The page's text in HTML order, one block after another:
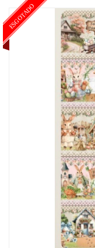
ESGOTADO